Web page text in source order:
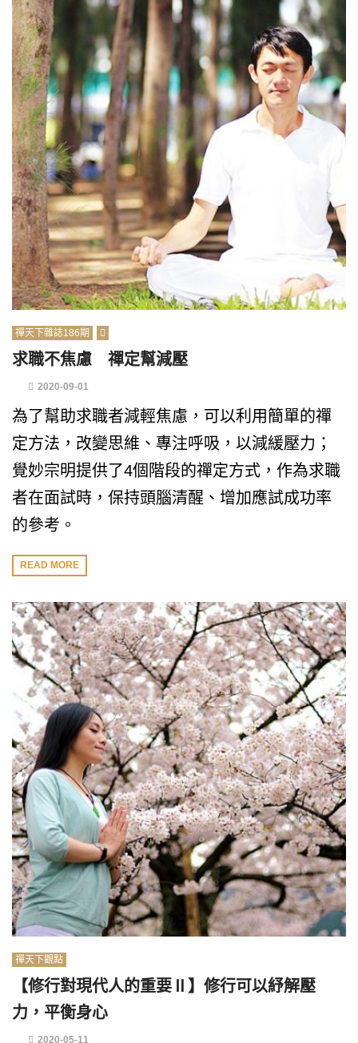
禪天下雜誌186期
求職不焦慮 禪定幫減壓
2020-09-01
為了幫助求職者減輕焦慮，可以利用簡單的禪
定方法，改變思維、專注呼吸，以減緩壓力；
覺妙宗明提供了4個階段的禪定方式，作為求職
者在面試時，保持頭腦清醒、增加應試成功率
的參考。
READ MORE
禪天下觀點
【修行對現代人的重要Ⅱ】修行可以紓解壓
力，平衡身心
2020-05-11